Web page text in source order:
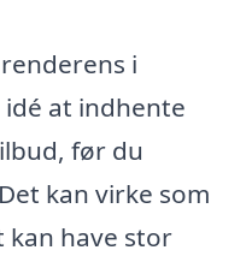
i
at indhente
før du
kan virke som
kan have stor